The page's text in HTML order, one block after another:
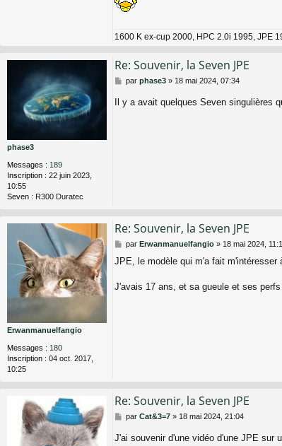
1600 K ex-cup 2000, HPC 2.0i 1995, JPE
phase3
Messages : 189
Inscription : 22 juin 2023,
10:55
Seven : R300 Duratec
Re: Souvenir, la Seven JPE
M
s
par phase3» 18 mai 2024, 07:34
Il y a avait quelques Seven singulières
Erwanmanuelfangio
Messages : 180
Inscription : 04 oct. 2017,
10:25
Re: Souvenir, la Seven JPE
M
s
a
par Erwanmanuelfangio» 18 mai 2024,
JPE, le modèle qui m'a fait m'intéresser
J'avais 17 ans, et sa gueule et ses
Re: Souvenir, la Seven JPE
M
s
par Cat&3=7» 18 mai 2024, 21:04
J'ai souvenir d'une vidéo d'une JPE sur